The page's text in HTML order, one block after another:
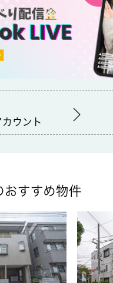
る賃貸住宅はいかがですか
ね下さい。お待ちしており
ウント
おすすめ物件